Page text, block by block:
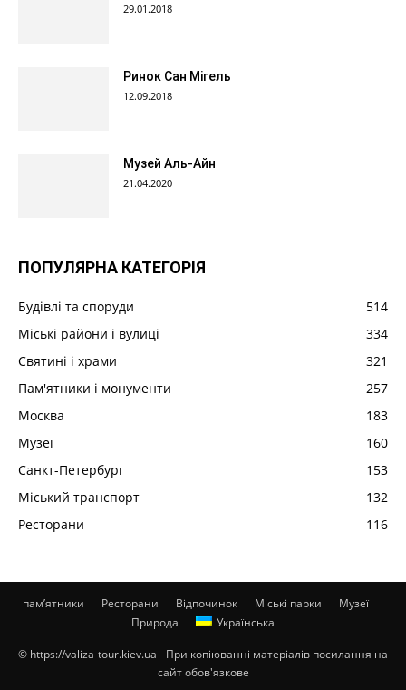
29.01.2018
Ринок Сан Мігель
12.09.2018
Музей Аль-Айн
21.04.2020
ПОПУЛЯРНА КАТЕГОРІЯ
Будівлі та споруди
514
Міські райони і вулиці
334
Святині і храми
321
Пам'ятники і монументи
257
Москва
183
Музеї
160
Санкт-Петербург
153
Міський транспорт
132
Ресторани
116
пам’ятники Ресторани Відпочинок Міські парки
Музеї
Природа
Українська
© https://valiza-tour.kiev.ua - При копіюванні матеріалів посилання на
сайт обов'язкове